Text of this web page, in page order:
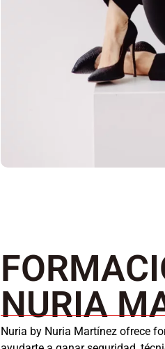
NURIA
Nuria by Nuria Martínez ofrece